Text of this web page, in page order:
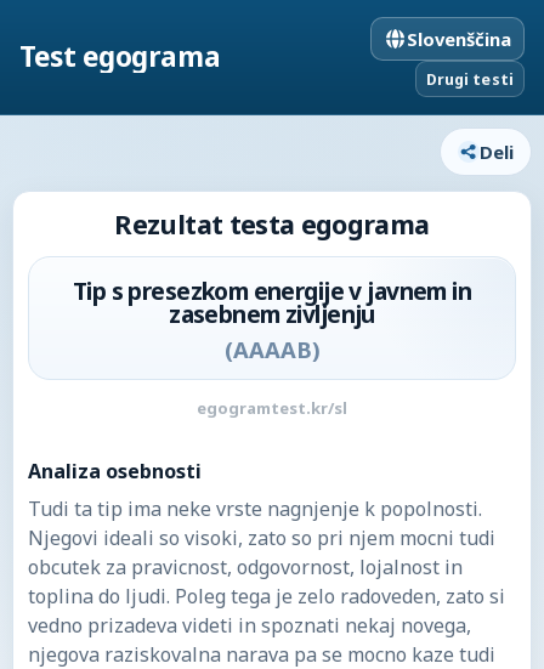
Test egograma Slovenščina
Drugi testi
Deli
Rezultat testa egograma
Tip s presezkom energije v javnem in
zasebnem zivljenju
(AAAAB)
egogramtest.kr/sl
Analiza osebnosti
Tudi ta tip ima neke vrste nagnjenje k popolnosti.
Njegovi ideali so visoki, zato so pri njem mocni tudi
obcutek za pravicnost, odgovornost, lojalnost in
toplina do ljudi. Poleg tega je zelo radoveden, zato si
vedno prizadeva videti in spoznati nekaj novega,
njegova raziskovalna narava pa se mocno kaze tudi